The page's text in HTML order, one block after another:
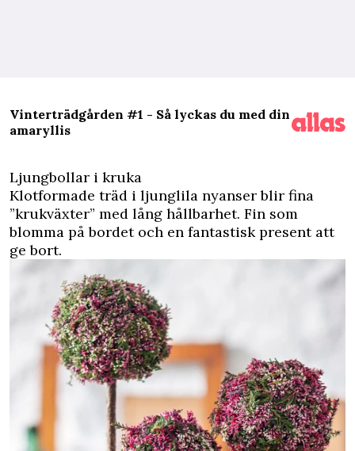
Vinterträdgården #1 - Så lyckas du med din
amaryllis
Ljungbollar i kruka
Klotformade träd i ljunglila nyanser blir fina
”krukväxter” med lång hållbarhet. Fin som
blomma på bordet och en fantastisk present att
ge bort.